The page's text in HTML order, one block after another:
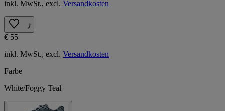
inkl. MwSt., excl. Versandkosten
€ 55
inkl. MwSt., excl. Versandkosten
Farbe
White/Foggy Teal